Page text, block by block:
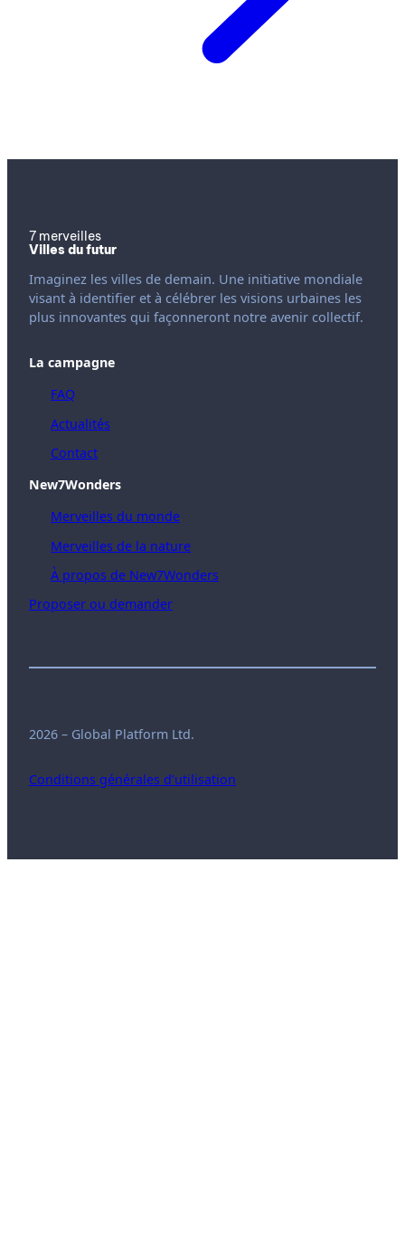
7 merveilles
Villes du futur
Imaginez les villes de demain. Une initiative mondiale
visant à identifier et à célébrer les visions urbaines les
plus innovantes qui façonneront notre avenir collectif.
La campagne
FAQ
Actualités
Contact
New7Wonders
Merveilles du monde
Merveilles de la nature
À propos de New7Wonders
Proposer ou demander
2026 – Global Platform Ltd.
Conditions générales d’utilisation